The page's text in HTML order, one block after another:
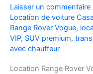
V
Laisser un commentaire
Location de voiture
Range Rover Vogue,
VIP, SUV premium,
avec chauffeur
Location Range Rover